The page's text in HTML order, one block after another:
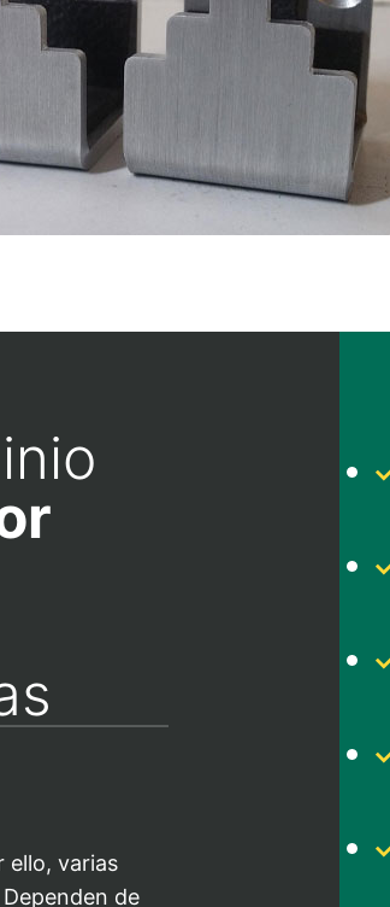
ello, varias
de